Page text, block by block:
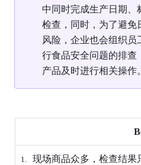
中同时完成生产日期、
检查，同时，为了避免
风险，企业也会组织
行食品安全问题的排查
产品及时进行相关操作。
现场商品众多，检查结果